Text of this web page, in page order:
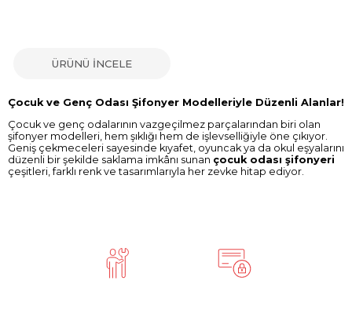
ÜRÜNÜ İNCELE
Çocuk ve Genç Odası Şifonyer Modelleriyle Düzenli Alanlar!
Çocuk ve genç odalarının vazgeçilmez parçalarından biri olan
şifonyer modelleri, hem şıklığı hem de işlevselliğiyle öne çıkıyor.
Geniş çekmeceleri sayesinde kıyafet, oyuncak ya da okul eşyalarını
düzenli bir şekilde saklama imkânı sunan çocuk odası şifonyeri
çeşitleri, farklı renk ve tasarımlarıyla her zevke hitap ediyor.
Eğer siz de odalarda düzeni korumak ve alan kazandırmak
istiyorsanız, ergonomik ve estetik
şifonyer modelleri
seçim yaparak ideal çözüme ulaşabilirsiniz.